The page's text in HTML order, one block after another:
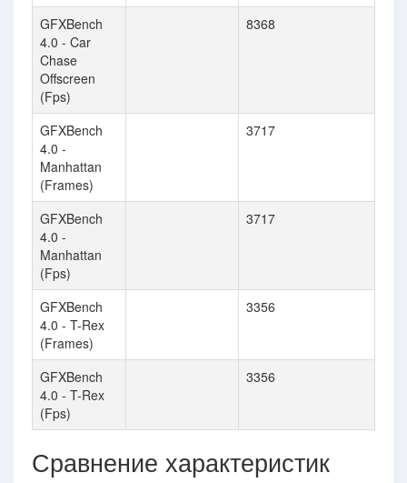
GFXBench
4.0 - Car
Chase
Offscreen
(Fps)
8368
GFXBench
4.0 -
Manhattan
(Frames)
3717
GFXBench
4.0 -
Manhattan
(Fps)
3717
GFXBench
4.0 - T-Rex
(Frames)
3356
GFXBench
4.0 - T-Rex
(Fps)
3356
Сравнение характеристик